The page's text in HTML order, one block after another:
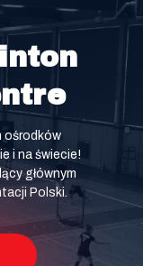
ośrodków
i na świecie!
głównym
Polski.